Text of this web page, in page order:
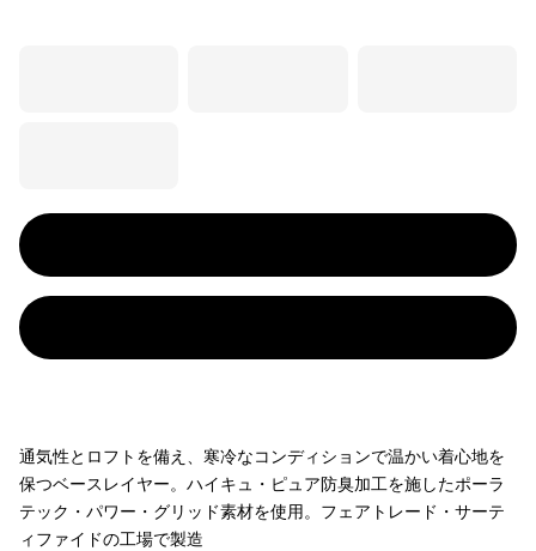
通気性とロフトを備え、寒冷なコンディションで温かい着心地を
保つベースレイヤー。ハイキュ・ピュア防臭加工を施したポーラ
テック・パワー・グリッド素材を使用。フェアトレード・サーテ
ィファイドの工場で製造